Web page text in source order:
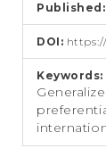
DOI: https://
Keywords: